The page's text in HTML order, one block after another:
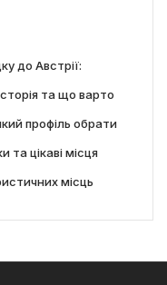
до Австрії:
та що варто
профіль обрати
та цікаві місця
місць